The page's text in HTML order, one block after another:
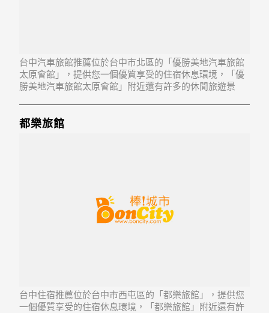
台中汽車旅館推薦位於台中市北區的「優勝美地汽車旅館
太原會館」，提供您一個優質享受的住宿休息環境，「優
勝美地汽車旅館太原會館」附近還有許多的休閒旅遊景
都樂旅館
台中住宿推薦位於台中市西屯區的「都樂旅館」，提供您
一個優質享受的住宿休息環境，「都樂旅館」附近還有許